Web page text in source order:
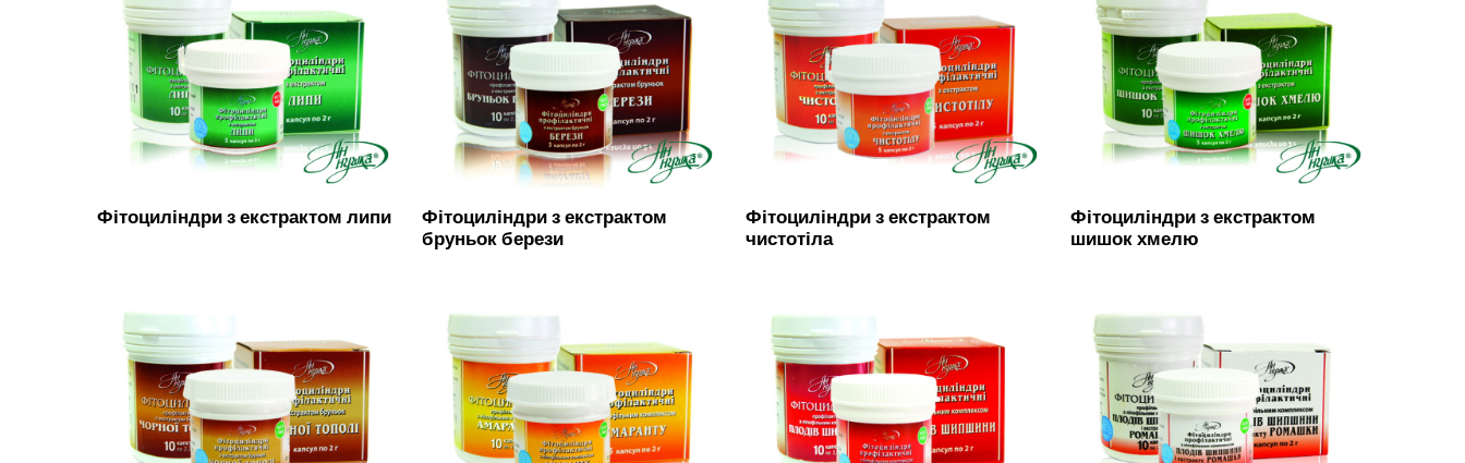
Фітоциліндри з екстрактом липи
Фітоциліндри з екстрактом
бруньок берези
Фітоциліндри з екстрактом
чистотіла
Фітоциліндри з екстрактом
шишок хмелю